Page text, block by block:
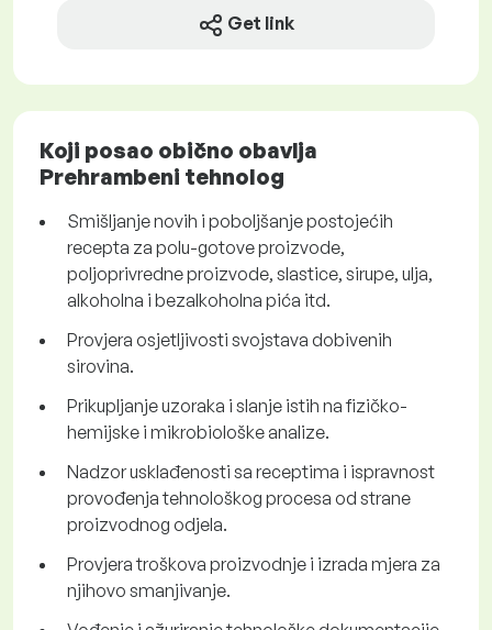
Get link
Koji posao obično obavlja
Prehrambeni tehnolog
Smišljanje novih i poboljšanje postojećih
recepta za polu-gotove proizvode,
poljoprivredne proizvode, slastice, sirupe, ulja,
alkoholna i bezalkoholna pića itd.
Provjera osjetljivosti svojstava dobivenih
sirovina.
Prikupljanje uzoraka i slanje istih na fizičko-
hemijske i mikrobiološke analize.
Nadzor usklađenosti sa receptima i ispravnost
provođenja tehnološkog procesa od strane
proizvodnog odjela.
Provjera troškova proizvodnje i izrada mjera za
njihovo smanjivanje.